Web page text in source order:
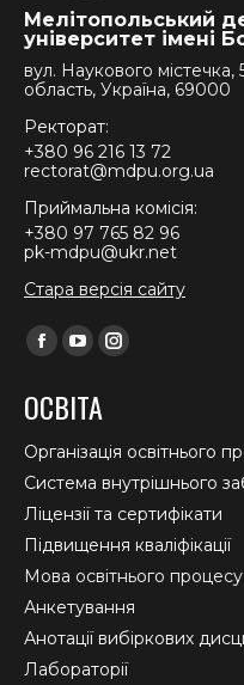
Мелітопольський
університет імені
вул. Наукового містечка,
область, Україна, 69000
Ректорат:
+380 96 216 13 72
rectorat@mdpu.org.ua
Приймальна комісія:
+380 97 765 82 96
pk-mdpu@ukr.net
Стара версія сайту
Find us on:
Facebook
opens
in
new
window
YouTube
opens
in
new
window
Instagram
in
new
window
ОСВІТА
Організація освітнього
Система внутрішнього
Ліцензії та сертифікати
Підвищення кваліфікації
Мова освітнього процесу
Анкетування
Анотації вибіркових
Лабораторії